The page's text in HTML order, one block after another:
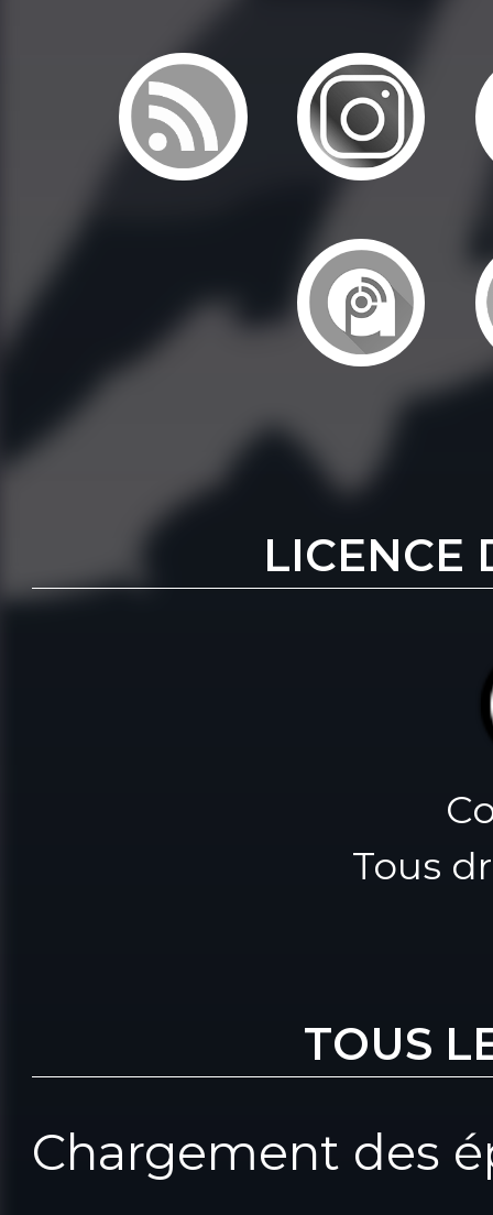
LICENCE
Tous
TOUS
Chargement des